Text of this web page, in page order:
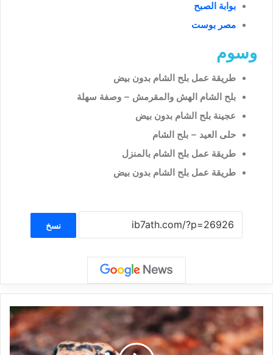
بوابة الصبح
مصر بوست
وسوم
طريقة عمل بلح الشام بدون بيض
بلح الشام الهش والمقرمش – وصفة سهلة
عجينة بلح الشام بدون بيض
حلى العيد – بلح الشام
طريقة عمل بلح الشام بالمنزل
طريقة عمل بلح الشام بدون بيض
نسخ